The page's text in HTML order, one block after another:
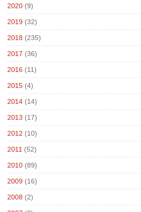
2020 (9)
2019 (32)
2018 (235)
2017 (36)
2016 (11)
2015 (4)
2014 (14)
2013 (17)
2012 (10)
2011 (52)
2010 (89)
2009 (16)
2008 (2)